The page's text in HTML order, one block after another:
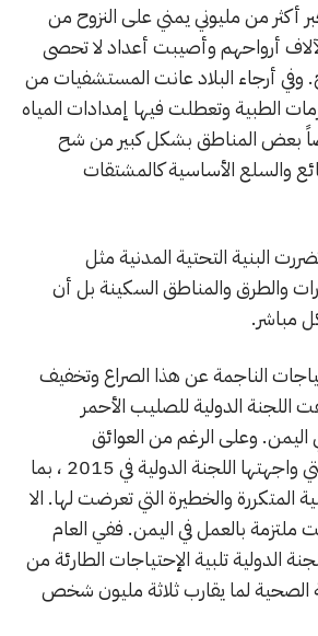
العام 2015 أجُبر أكثر من مليوني يمني على النزوح من
أرواحهم وأصيبت أعداد لا تحصى
وفي أرجاء البلاد عانت المستشفيات من
الطبية وتعطلت فيها إمدادات المياه
بعض المناطق بشكل كبير من شح
والسلع الأساسية كالمشتقات
البنية التحتية المدنية مثل
والطرق والمناطق السكينة بل أن
مباشر.
الناجمة عن هذا الصراع وتخفيف
اللجنة الدولية للصليب الأحمر
اليمن. وعلى الرغم من العوائق
والتحديات العديدة التي واجهتها اللجنة الدولية في 2015 ، بما
المتكررة والخطيرة التي تعرضت لها. الا
ملتزمة بالعمل في اليمن. ففي العام
الدولية تلبية الإحتياجات الطارئة من
الصحية لما يقارب ثلاثة مليون شخص